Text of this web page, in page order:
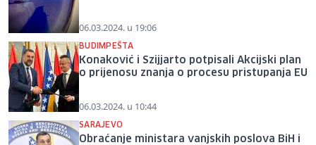
06.03.2024. u 19:06
BUDIMPEŠTA
Konaković i Szijjarto potpisali Akcijski plan
o prijenosu znanja o procesu pristupanja EU
06.03.2024. u 10:44
SARAJEVO
Obraćanje ministara vanjskih poslova BiH i